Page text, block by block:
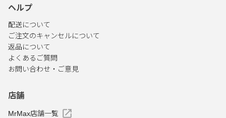
ヘルプ
配送について
ご注文のキャンセルについて
返品について
よくあるご質問
お問い合わせ・ご意見
店舗
MrMax店舗一覧